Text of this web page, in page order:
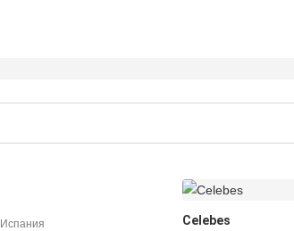
Celebes